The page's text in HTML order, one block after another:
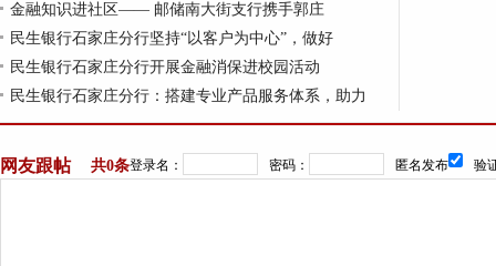
金融知识进社区—— 邮储南大街支行携手郭庄
民生银行石家庄分行坚持“以客户为中心”，做好
民生银行石家庄分行开展金融消保进校园活动
民生银行石家庄分行：搭建专业产品服务体系，助力
网友跟帖 共0条登录名： 密码： 匿名发布 验